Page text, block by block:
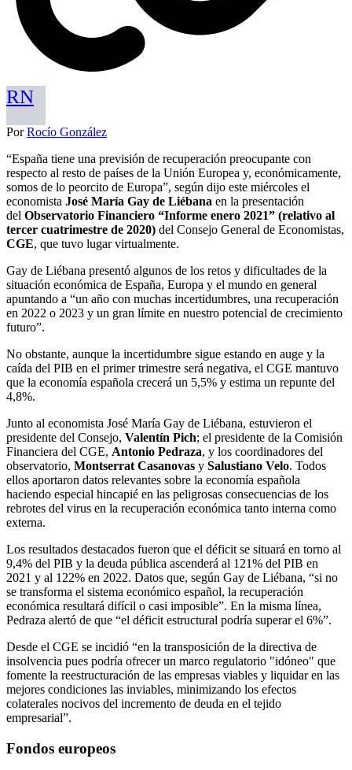
RN
PorRocío González
“España tiene una previsión de recuperación preocupante con
respecto al resto de países de la Unión Europea y, económicamente,
somos de lo peorcito de Europa”, según dijo este miércoles el
economista José María Gay de Liébana en la presentación
del Observatorio Financiero “Informe enero 2021” (relativo al
tercer cuatrimestre de 2020) del Consejo General de Economistas,
CGE, que tuvo lugar virtualmente.
Gay de Liébana presentó algunos de los retos y dificultades de la
situación económica de España, Europa y el mundo en general
apuntando a “un año con muchas incertidumbres, una recuperación
en 2022 o 2023 y un gran límite en nuestro potencial de crecimiento
futuro”.
No obstante, aunque la incertidumbre sigue estando en auge y la
caída del PIB en el primer trimestre será negativa, el CGE mantuvo
que la economía española crecerá un 5,5% y estima un repunte del
4,8%.
Junto al economista José María Gay de Liébana, estuvieron el
presidente del Consejo, Valentín Pich; el presidente de la Comisión
Financiera del CGE, Antonio Pedraza, y los coordinadores del
observatorio, Montserrat Casanovas y Salustiano Velo. Todos
ellos aportaron datos relevantes sobre la economía española
haciendo especial hincapié en las peligrosas consecuencias de los
rebrotes del virus en la recuperación económica tanto interna como
externa.
Los resultados destacados fueron que el déficit se situará en torno al
9,4% del PIB y la deuda pública ascenderá al 121% del PIB en
2021 y al 122% en 2022. Datos que, según Gay de Liébana, “si no
se transforma el sistema económico español, la recuperación
económica resultará difícil o casi imposible”. En la misma línea,
Pedraza alertó de que “el déficit estructural podría superar el 6%”.
Desde el CGE se incidió “en la transposición de la directiva de
insolvencia pues podría ofrecer un marco regulatorio "idóneo" que
fomente la reestructuración de las empresas viables y liquidar en las
mejores condiciones las inviables, minimizando los efectos
colaterales nocivos del incremento de deuda en el tejido
empresarial”.
Fondos europeos